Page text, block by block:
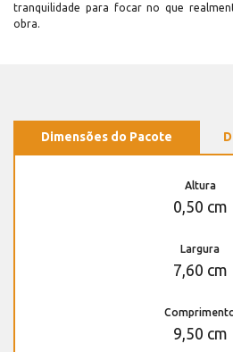
tranquilidade para focar no que
obra.
Dimensões do Pacote
Altura
0,50 cm
Largura
7,60 cm
9,50 cm